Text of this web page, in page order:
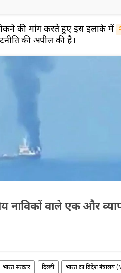
की मांग करते हुए इस इलाके में
की अपील की है।
नाविकों वाले एक और
भारत सरकार दिल्ली भारत का विदेश मंत्रालय